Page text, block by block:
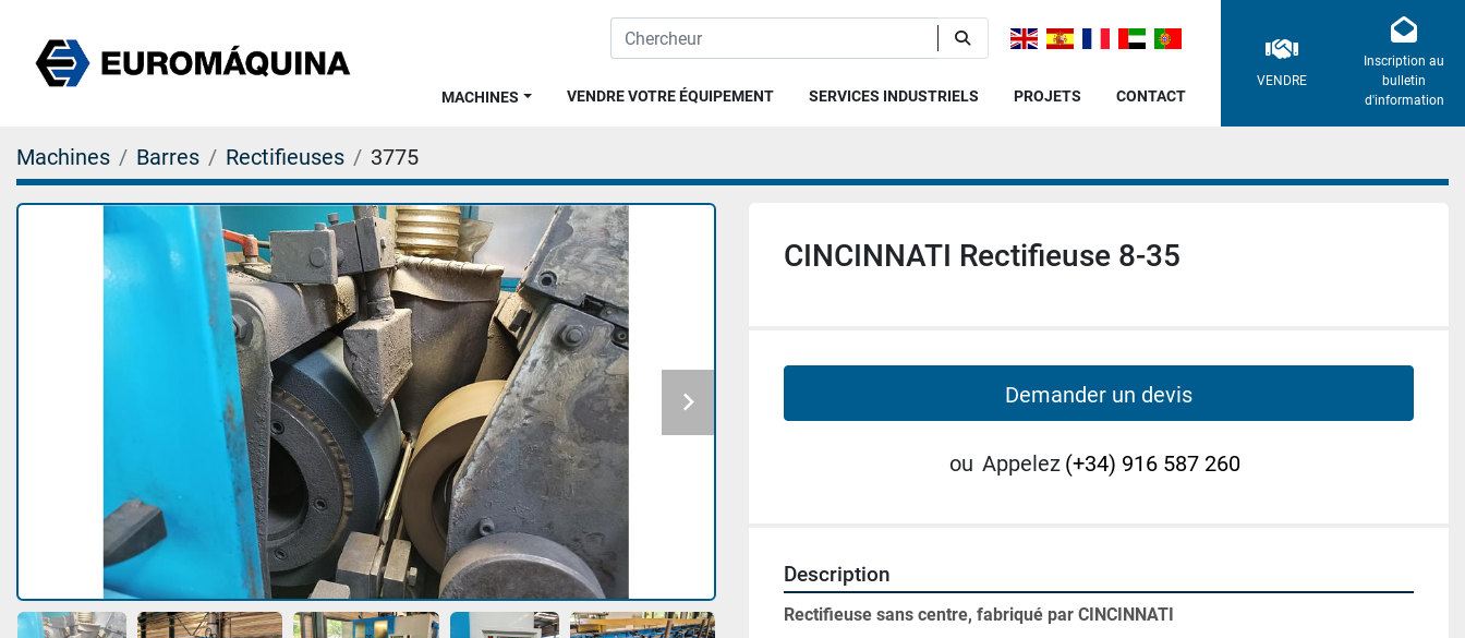
MACHINES PROJETS
VENDRE VOTRE ÉQUIPEMENT SERVICES INDUSTRIELS CONTACT
VENDRE
Inscription au
bulletin
d'information
Machines Barres Rectifieuses 3775
CINCINNATI Rectifieuse 8-35
Demander un devis
ou Appelez (+34) 916 587 260
Description
Rectifieuse sans centre, fabriqué par CINCINNATI